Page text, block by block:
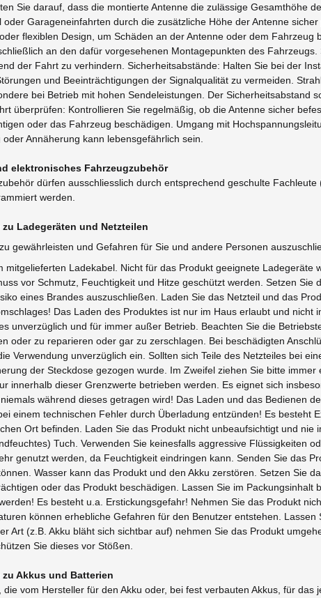
Sie darauf, dass die montierte Antenne die zulässige Gesamthöhe
Garageneinfahrten durch die zusätzliche Höhe der Antenne
flexiblen Design, um Schäden an der Antenne oder dem
an den dafür vorgesehenen Montagepunkten des
der Fahrt zu verhindern. Sicherheitsabstände: Halten Sie bei der
und Beeinträchtigungen der Signalqualität zu vermeiden.
bei Betrieb mit hohen Sendeleistungen. Der Sicherheitsabstand
überprüfen: Kontrollieren Sie regelmäßig, ob die Antenne sicher
oder das Fahrzeug beschädigen. Umgang mit
Annäherung kann lebensgefährlich sein.
elektronisches Fahrzeugzubehör
dürfen ausschliesslich durch entsprechend geschulte
werden.
Ladegeräten und Netzteilen
gewährleisten und Gefahren für Sie und andere Personen
mitgelieferten Ladekabel. Nicht für das Produkt geeignete
vor Schmutz, Feuchtigkeit und Hitze geschützt werden. Setzen
eines Brandes auszuschließen. Laden Sie das Netzteil und das
Das Laden des Produktes ist nur im Haus erlaubt und
unverzüglich und für immer außer Betrieb. Beachten Sie die
oder zu reparieren oder gar zu zerschlagen. Bei beschädigten
Verwendung unverzüglich ein. Sollten sich Teile des Netzteiles bei
der Steckdose gezogen wurde. Im Zweifel ziehen Sie bitte
innerhalb dieser Grenzwerte betrieben werden. Es eignet sich
während dieses getragen wird! Das Laden und das Bedienen
einem technischen Fehler durch Überladung entzünden! Es besteht
Ort befinden. Laden Sie das Produkt nicht unbeaufsichtigt und
Tuch. Verwenden Sie keinesfalls aggressive Flüssigkeiten
genutzt werden, da Feuchtigkeit eindringen kann. Senden Sie das
Wasser kann das Produkt und den Akku zerstören. Setzen Sie
oder das Produkt beschädigen. Lassen Sie im Packungsinhalt
Es besteht u.a. Erstickungsgefahr! Nehmen Sie das Produkt
können erhebliche Gefahren für den Benutzer entstehen.
Art (z.B. Akku bläht sich sichtbar auf) nehmen Sie das Produkt
Sie dieses vor Stößen.
Akkus und Batterien
vom Hersteller für den Akku oder, bei fest verbauten Akkus, für